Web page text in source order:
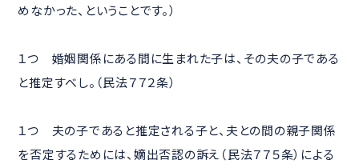
めなかった、ということです。）
１つ 婚姻関係にある間に生まれた子は、その夫の子である
と推定すべし。（民法７７２条）
１つ 夫の子であると推定される子と、夫との間の親子関係
を否定するためには、嫡出否認の訴え（民法７７５条）による